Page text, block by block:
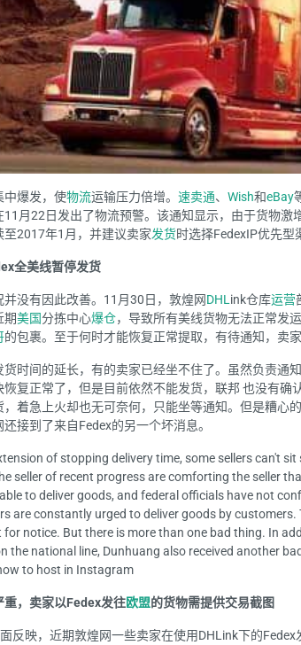
中爆发，使物流运输压力倍增。 速卖通、 Wish和eBay
11月22日发出了物流预警。该通知显示，由于货物激
至2017年1月，并建议卖家发货时选择FedexIP优先型
全美线暂停发货
没有因此改善。 11月30日，敦煌网DHL ink仓库运营
期美国分拣中心爆仓，导致所有美线货物无法正常发
的包裹。至于何时才能恢复正常提取，有待通知，卖
货时间的延长，有的卖家已经坐不住了。虽然负责通
恢复正常了，但是目前依然不能发货，联邦 也没有确
，着急上火却也无可奈何，只能坐等通知。但是糟心
接到了来自Fedex的另一个坏消息。
of stopping delivery time, some sellers can't
seller of recent progress are comforting the seller
to deliver goods, and federal officials have not
are constantly urged to deliver goods by
for notice. But there is more than one bad thing. In
the national line, Dunhuang also received another
to host in Instagram
重，卖家以Fedex发往欧盟的货物需提供交易截图
反映，近期敦煌网一些卖家在使用DHLink下的